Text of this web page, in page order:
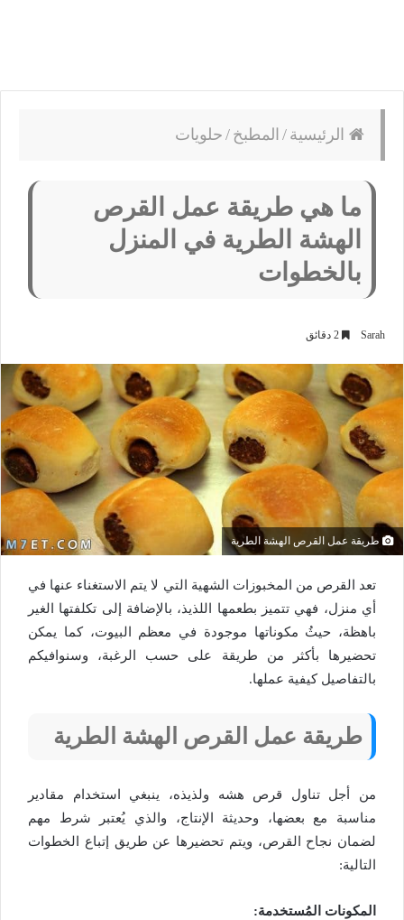
الرئيسية / المطبخ / حلويات
ما هي طريقة عمل القرص
الهشة الطرية في المنزل
بالخطوات
Sarah
طريقة عمل القرص الهشة الطرية
تعد القرص من المخبوزات الشهية التي لا يتم الاستغناء عنها في
أي منزل، فهي تتميز بطعمها اللذيذ، بالإضافة إلى تكلفتها الغير
باهظة، حيثُ مكوناتها موجودة في معظم البيوت، كما يمكن
تحضيرها بأكثر من طريقة على حسب الرغبة، وسنوافيكم
بالتفاصيل كيفية عملها.
طريقة عمل القرص الهشة الطرية
من أجل تناول قرص هشه ولذيذه، ينبغي استخدام مقادير
مناسبة مع بعضها، وحديثة الإنتاج، والذي يُعتبر شرط مهم
لضمان نجاح القرص، ويتم تحضيرها عن طريق إتباع الخطوات
التالية:
المكونات المُستخدمة: